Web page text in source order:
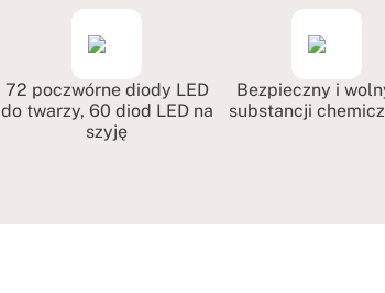
72 poczwórne diody LED
do twarzy, 60 diod LED na
szyję
Bezpieczny i
substancji